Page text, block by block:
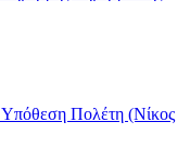
Υπόθεση Πολέτη (Νίκος